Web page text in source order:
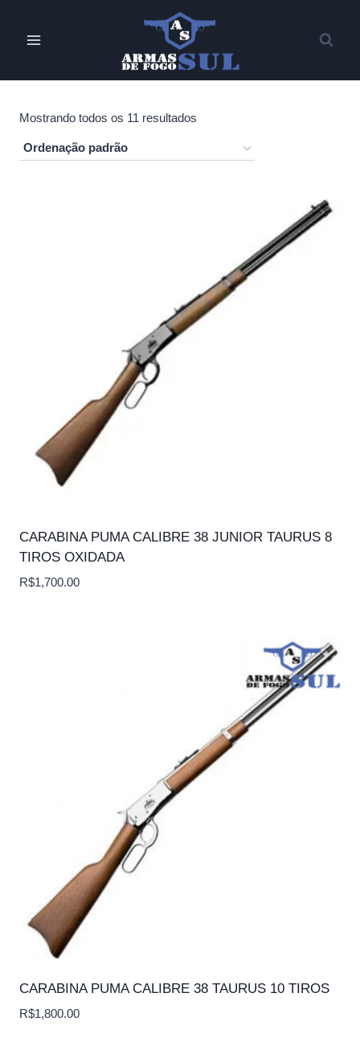
Mostrando todos os 11 resultados
CARABINA PUMA CALIBRE 38 JUNIOR TAURUS 8
TIROS OXIDADA
R$1,700.00
CARABINA PUMA CALIBRE 38 TAURUS 10 TIROS
R$1,800.00